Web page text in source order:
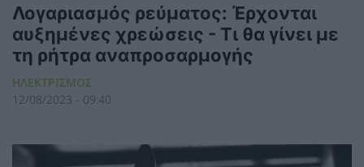
Λογαριασμός ρεύματος: Έρχονται
αυξημένες χρεώσεις - Τι θα γίνει με
τη ρήτρα αναπροσαρμογής
ΗΛΕΚΤΡΙΣΜΟΣ
12/08/2023 - 09:40